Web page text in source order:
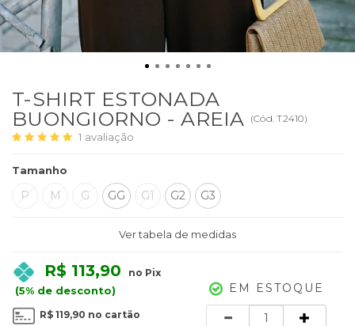
T-SHIRT ESTONADA
BUONGIORNO - AREIA (Cód.T2410)
1 avaliação
Tamanho
P M G GG G1 G2 G3
Ver tabela de medidas
R$ 113,90 no Pix
(5% de desconto)
R$ 119,90 no cartão
EM ESTOQUE